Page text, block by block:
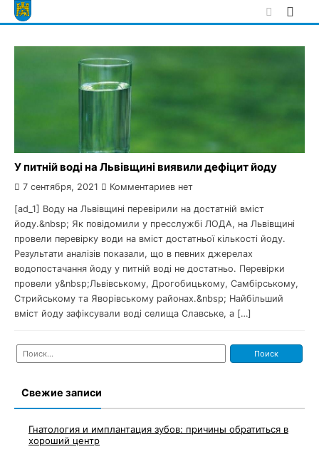
Skip
to
У питній воді на Львівщині виявили дефіцит йоду
7 сентября, 2021 Комментариев нет
[ad_1] Воду на Львівщині перевірили на достатній вміст
йоду.&nbsp; Як повідомили у пресслужбі ЛОДА, на Львівщині
провели перевірку води на вміст достатньої кількості йоду.
Результати аналізів показали, що в певних джерелах
водопостачання йоду у питній воді не достатньо. Перевірки
провели у&nbsp;Львівському, Дрогобицькому, Самбірському,
Стрийському та Яворівському районах.&nbsp; Найбільший
вміст йоду зафіксували воді селища Славське, а […]
Найти:
Свежие записи
Гнатология и имплантация зубов: причины обратиться в
хороший центр